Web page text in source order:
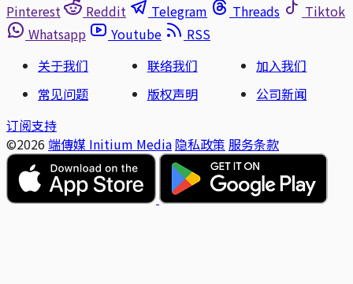
Pinterest
Reddit Telegram Threads
Tiktok
Whatsapp
Youtube
RSS
关于我们
联络我们
加入我们
常见问题
版权声明
公司新闻
订阅支持
©2026 端傳媒 Initium Media 隐私政策 服务条款